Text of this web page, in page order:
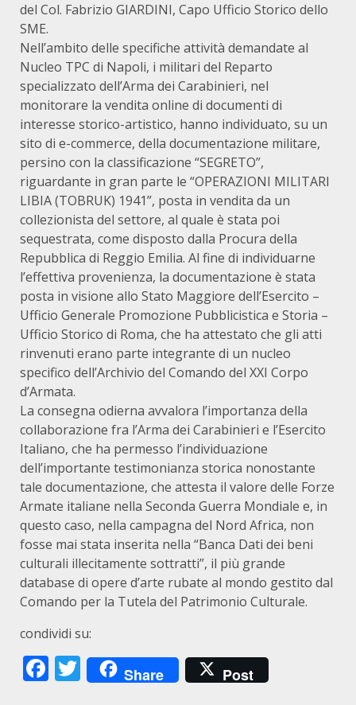
del Col. Fabrizio GIARDINI, Capo Ufficio Storico dello
SME.
Nell’ambito delle specifiche attività demandate al
Nucleo TPC di Napoli, i militari del Reparto
specializzato dell’Arma dei Carabinieri, nel
monitorare la vendita online di documenti di
interesse storico-artistico, hanno individuato, su un
sito di e-commerce, della documentazione militare,
persino con la classificazione “SEGRETO”,
riguardante in gran parte le “OPERAZIONI MILITARI
LIBIA (TOBRUK) 1941”, posta in vendita da un
collezionista del settore, al quale è stata poi
sequestrata, come disposto dalla Procura della
Repubblica di Reggio Emilia. Al fine di individuarne
l’effettiva provenienza, la documentazione è stata
posta in visione allo Stato Maggiore dell’Esercito –
Ufficio Generale Promozione Pubblicistica e Storia –
Ufficio Storico di Roma, che ha attestato che gli atti
rinvenuti erano parte integrante di un nucleo
specifico dell’Archivio del Comando del XXI Corpo
d’Armata.
La consegna odierna avvalora l’importanza della
collaborazione fra l’Arma dei Carabinieri e l’Esercito
Italiano, che ha permesso l’individuazione
dell’importante testimonianza storica nonostante
tale documentazione, che attesta il valore delle Forze
Armate italiane nella Seconda Guerra Mondiale e, in
questo caso, nella campagna del Nord Africa, non
fosse mai stata inserita nella “Banca Dati dei beni
culturali illecitamente sottratti”, il più grande
database di opere d’arte rubate al mondo gestito dal
Comando per la Tutela del Patrimonio Culturale.
condividi su:
Facebook
Twitter
Share Post